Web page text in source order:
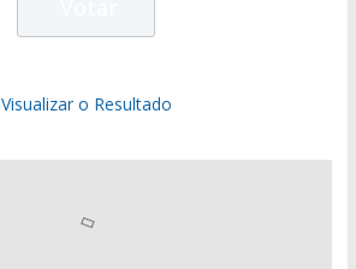
Visualizar o Resultado